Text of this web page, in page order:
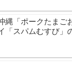
縄「ポークたまご
「スパムむすび」